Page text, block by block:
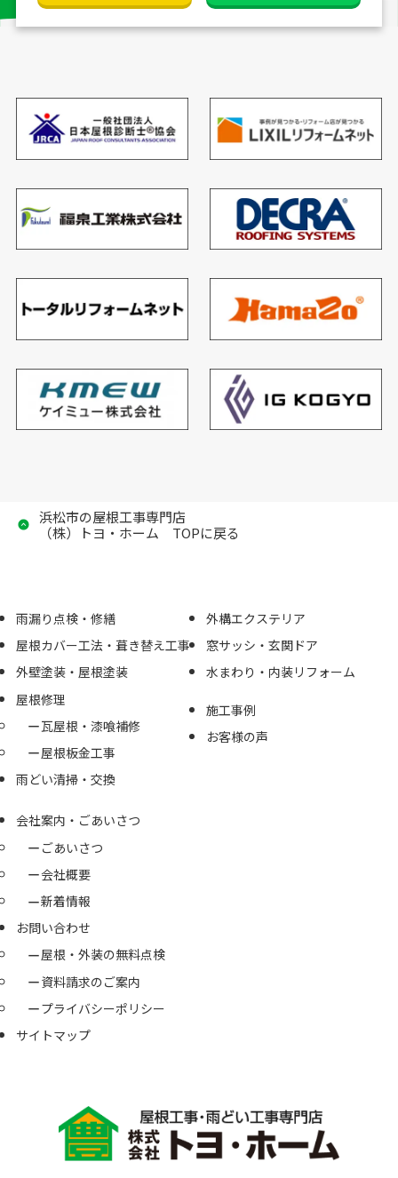
浜松市の屋根工事専門店
（株）トヨ・ホーム TOPに戻る
雨漏り点検・修繕
屋根カバー工法・葺き替え工事
外壁塗装・屋根塗装
屋根修理
瓦屋根・漆喰補修
屋根板金工事
雨どい清掃・交換
外構エクステリア
窓サッシ・玄関ドア
水まわり・内装リフォーム
施工事例
お客様の声
会社案内・ごあいさつ
ごあいさつ
会社概要
新着情報
お問い合わせ
屋根・外装の無料点検
資料請求のご案内
プライバシーポリシー
サイトマップ